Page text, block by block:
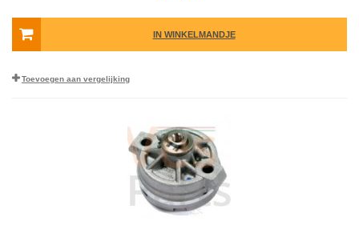
IN WINKELMANDJE
Toevoegen aan vergelijking